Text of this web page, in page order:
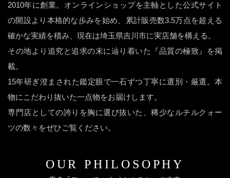
2010年に創業。オンラインショップを主軸とした公式サイト
の開設より本格的な歩みを始め、累計販売数3.5万点を超える
確かな実績を積み、現在は埼玉県吉川市に実店舗を構える。
その地より追究と追求の末に辿り着いた『品質の極致』を掲
載。
15年研ぎ澄まされた鑑定眼で一石ずつ丁寧に選別・厳選。本
物にこだわり抜いた一点物をお届けします。
専門店としての誇りを胸に選び抜いた、稀少なルチルクォー
ツの数々をぜひご覧ください。
OUR PHILOSOPHY